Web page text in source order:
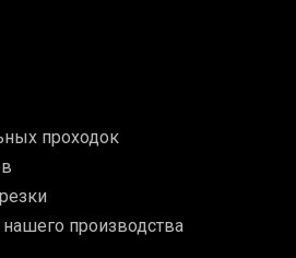
проходок
производства